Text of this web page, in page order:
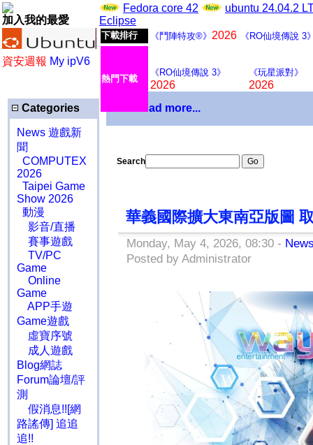
加入我的最愛
資安週報 My ipV6
Fedora core 42
ubuntu 24.04.2
Eclipse
下載排行 《鬥陣特攻®》 2026 《RO仙境傳說 3
熱門下載
《RO仙境傳說 3》
2026
《玩星派對》
2026
Categories
News 遊戲新
聞
COMPUTEX
2026
Taipei Game
Show 2026
動漫
影音/直播
賽事遊戲
TV/PC
Game
Online
Game
APP手遊
Game遊戲
虛寶序號
成人遊戲
Blog網誌
Forum論壇/評
測
假消息!![網
路謠傳] 追追
追!!
Download more...
Search
華義國際擴大東南亞版圖
Monday, May 4, 2026, 08:30 -
Posted by Administrator